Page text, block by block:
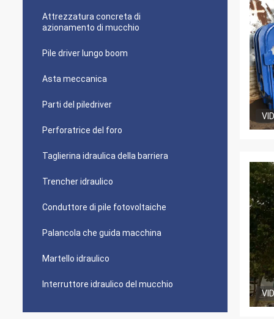
Attrezzatura concreta di
azionamento di mucchio
Pile driver lungo boom
Asta meccanica
Parti del piledriver
Perforatrice del foro
Taglierina idraulica della barriera
Trencher idraulico
Conduttore di pile fotovoltaiche
Palancola che guida macchina
Martello idraulico
Interruttore idraulico del mucchio